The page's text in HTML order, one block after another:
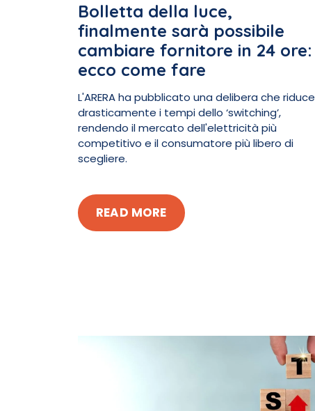
Bolletta della luce,
finalmente sarà possibile
cambiare fornitore in 24 ore:
ecco come fare
L'ARERA ha pubblicato una delibera che riduce
drasticamente i tempi dello ‘switching’,
rendendo il mercato dell'elettricità più
competitivo e il consumatore più libero di
scegliere.
READ MORE